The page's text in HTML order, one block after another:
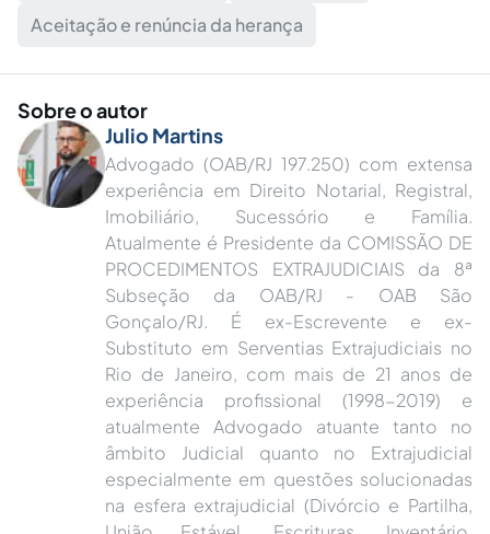
Aceitação e renúncia da herança
Sobre o autor
Julio Martins
Advogado (OAB/RJ 197.250) com extensa
experiência em Direito Notarial, Registral,
Imobiliário, Sucessório e Família.
Atualmente é Presidente da COMISSÃO DE
PROCEDIMENTOS EXTRAJUDICIAIS da 8ª
Subseção da OAB/RJ - OAB São
Gonçalo/RJ. É ex-Escrevente e ex-
Substituto em Serventias Extrajudiciais no
Rio de Janeiro, com mais de 21 anos de
experiência profissional (1998-2019) e
atualmente Advogado atuante tanto no
âmbito Judicial quanto no Extrajudicial
especialmente em questões solucionadas
na esfera extrajudicial (Divórcio e Partilha,